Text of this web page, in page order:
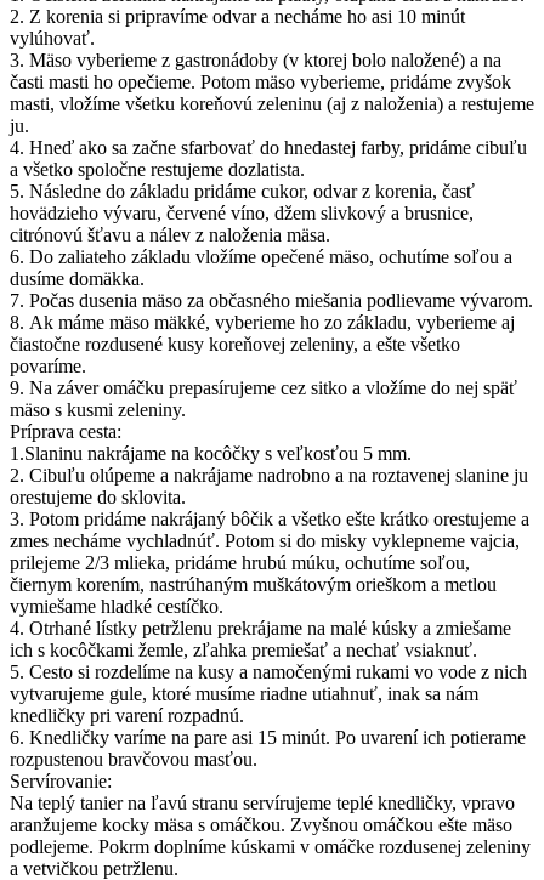
2. Z korenia si pripravíme odvar a necháme ho asi 10 minút
vylúhovať.
3. Mäso vyberieme z gastronádoby (v ktorej bolo naložené) a na
časti masti ho opečieme. Potom mäso vyberieme, pridáme zvyšok
masti, vložíme všetku koreňovú zeleninu (aj z naloženia) a restujeme
ju.
4. Hneď ako sa začne sfarbovať do hnedastej farby, pridáme cibuľu
a všetko spoločne restujeme dozlatista.
5. Následne do základu pridáme cukor, odvar z korenia, časť
hovädzieho vývaru, červené víno, džem slivkový a brusnice,
citrónovú šťavu a nálev z naloženia mäsa.
6. Do zaliateho základu vložíme opečené mäso, ochutíme soľou a
dusíme domäkka.
7. Počas dusenia mäso za občasného miešania podlievame vývarom.
8. Ak máme mäso mäkké, vyberieme ho zo základu, vyberieme aj
čiastočne rozdusené kusy koreňovej zeleniny, a ešte všetko
povaríme.
9. Na záver omáčku prepasírujeme cez sitko a vložíme do nej späť
mäso s kusmi zeleniny.
Príprava cesta:
1.Slaninu nakrájame na kocôčky s veľkosťou 5 mm.
2. Cibuľu olúpeme a nakrájame nadrobno a na roztavenej slanine ju
orestujeme do sklovita.
3. Potom pridáme nakrájaný bôčik a všetko ešte krátko orestujeme a
zmes necháme vychladnúť. Potom si do misky vyklepneme vajcia,
prilejeme 2/3 mlieka, pridáme hrubú múku, ochutíme soľou,
čiernym korením, nastrúhaným muškátovým orieškom a metlou
vymiešame hladké cestíčko.
4. Otrhané lístky petržlenu prekrájame na malé kúsky a zmiešame
ich s kocôčkami žemle, zľahka premiešať a nechať vsiaknuť.
5. Cesto si rozdelíme na kusy a namočenými rukami vo vode z nich
vytvarujeme gule, ktoré musíme riadne utiahnuť, inak sa nám
knedličky pri varení rozpadnú.
6. Knedličky varíme na pare asi 15 minút. Po uvarení ich potierame
rozpustenou bravčovou masťou.
Servírovanie:
Na teplý tanier na ľavú stranu servírujeme teplé knedličky, vpravo
aranžujeme kocky mäsa s omáčkou. Zvyšnou omáčkou ešte mäso
podlejeme. Pokrm doplníme kúskami v omáčke rozdusenej zeleniny
a vetvičkou petržlenu.